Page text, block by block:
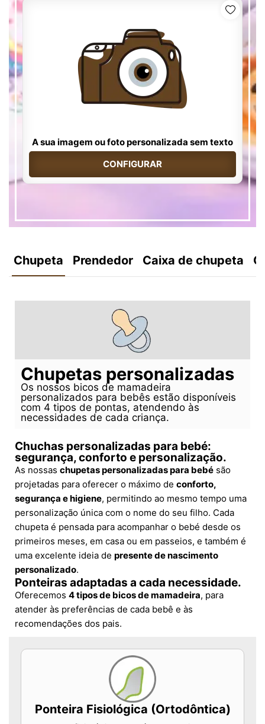
A sua imagem ou foto personalizada sem texto
CONFIGURAR
Chupeta Prendedor Caixa de chupeta
Chupetas personalizadas
Os nossos bicos de mamadeira
personalizados para bebês estão disponíveis
com 4 tipos de pontas, atendendo às
necessidades de cada criança.
Chuchas personalizadas para bebé:
segurança, conforto e personalização.
As nossas chupetas personalizadas para bebé são
projetadas para oferecer o máximo de conforto,
segurança e higiene, permitindo ao mesmo tempo uma
personalização única com o nome do seu filho. Cada
chupeta é pensada para acompanhar o bebé desde os
primeiros meses, em casa ou em passeios, e também é
uma excelente ideia de presente de nascimento
personalizado.
Ponteiras adaptadas a cada necessidade.
Oferecemos 4 tipos de bicos de mamadeira, para
atender às preferências de cada bebê e às
recomendações dos pais.
Ponteira Fisiológica (Ortodôntica)